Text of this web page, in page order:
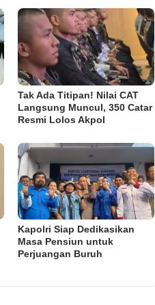
Tak Ada Titipan! Nilai CAT
Langsung Muncul, 350 Catar
Resmi Lolos Akpol
Kapolri Siap Dedikasikan
Masa Pensiun untuk
Perjuangan Buruh